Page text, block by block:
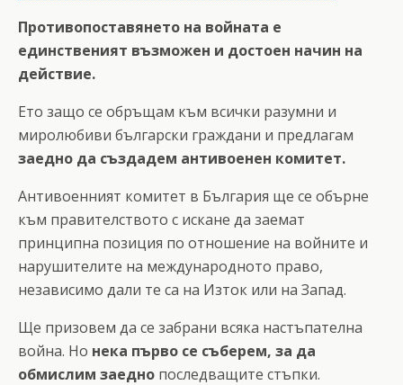
Противопоставянето на войната е
единственият възможен и достоен начин на
действие.
Ето защо се обръщам към всички разумни и
миролюбиви български граждани и предлагам
заедно да създадем антивоенен комитет.
Антивоенният комитет в България ще се обърне
към правителството с искане да заемат
принципна позиция по отношение на войните и
нарушителите на международното право,
независимо дали те са на Изток или на Запад.
Ще призовем да се забрани всяка настъпателна
война. Но нека първо се съберем, за да
обмислим заедно последващите стъпки.